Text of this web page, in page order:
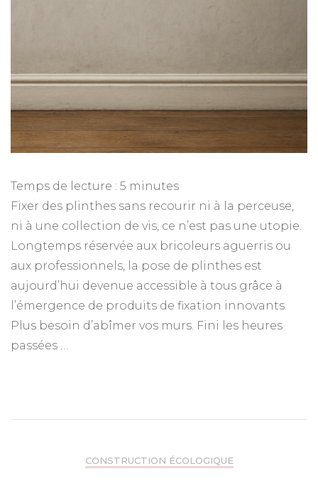
Temps de lecture : 5 minutes
Fixer des plinthes sans recourir ni à la perceuse,
ni à une collection de vis, ce n’est pas une utopie.
Longtemps réservée aux bricoleurs aguerris ou
aux professionnels, la pose de plinthes est
aujourd’hui devenue accessible à tous grâce à
l’émergence de produits de fixation innovants.
Plus besoin d’abîmer vos murs. Fini les heures
passées …
CONSTRUCTION ÉCOLOGIQUE